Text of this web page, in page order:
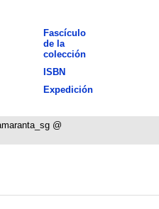
Fascículo
de la
colección
ISBN
Expedición
@